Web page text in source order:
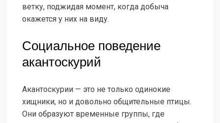
ветку, поджидая момент, когда добыча
окажется у них на виду.
Социальное поведение
акантоскурий
Акантоскурии — это не только одинокие
хищники, но и довольно общительные птицы.
Они образуют временные группы, где